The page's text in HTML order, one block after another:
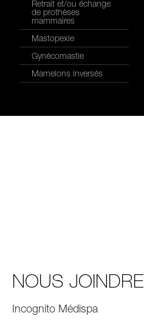
Retrait et/ou échange
de prothèses
mammaires
Mastopexie
Gynécomastie
Mamelons inversés
NOUS JOINDRE
Incognito Médispa